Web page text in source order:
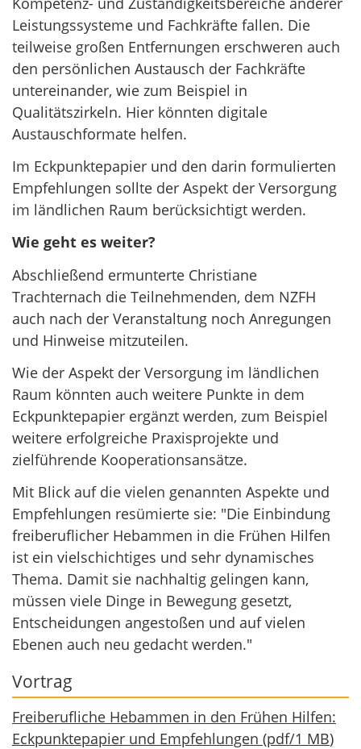
Leistungssysteme und Fachkräfte fallen. Die
teilweise großen Entfernungen erschweren auch
den persönlichen Austausch der Fachkräfte
untereinander, wie zum Beispiel in
Qualitätszirkeln. Hier könnten digitale
Austauschformate helfen.
Im Eckpunktepapier und den darin formulierten
Empfehlungen sollte der Aspekt der Versorgung
im ländlichen Raum berücksichtigt werden.
Wie geht es weiter?
Abschließend ermunterte Christiane
Trachternach die Teilnehmenden, dem NZFH
auch nach der Veranstaltung noch Anregungen
und Hinweise mitzuteilen.
Wie der Aspekt der Versorgung im ländlichen
Raum könnten auch weitere Punkte in dem
Eckpunktepapier ergänzt werden, zum Beispiel
weitere erfolgreiche Praxisprojekte und
zielführende Kooperationsansätze.
Mit Blick auf die vielen genannten Aspekte und
Empfehlungen resümierte sie: "Die Einbindung
freiberuflicher Hebammen in die Frühen Hilfen
ist ein vielschichtiges und sehr dynamisches
Thema. Damit sie nachhaltig gelingen kann,
müssen viele Dinge in Bewegung gesetzt,
Entscheidungen angestoßen und auf vielen
Ebenen auch neu gedacht werden."
Vortrag
Freiberufliche Hebammen in den Frühen Hilfen:
Eckpunktepapier und Empfehlungen (pdf/1 MB)